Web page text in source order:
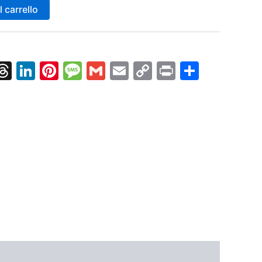
carrello
Threads
LinkedIn
Pinterest
Message
GmailEmailCopy
Print